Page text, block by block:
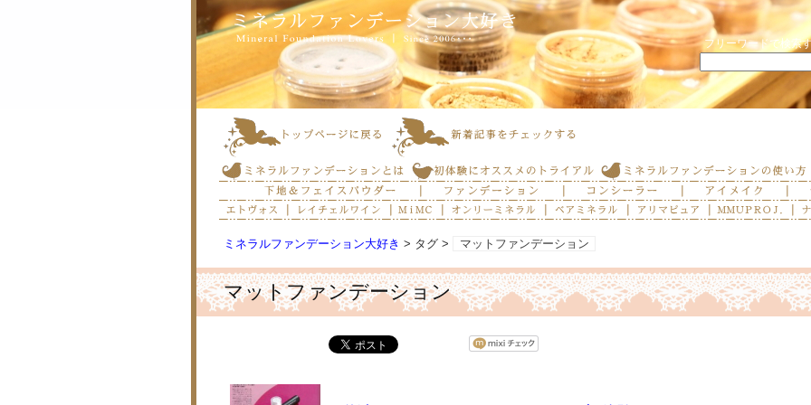
フリーワードで検索
ミネラルファンデーション大好き > タグ > マットファンデーション
マットファンデーション